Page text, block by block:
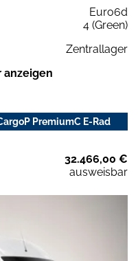
Euro6d
4 (Green)
Zentrallager
anzeigen
PremiumC E-Rad
32.466,00 €
ausweisbar